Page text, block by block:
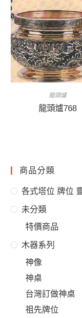
龍頭爐
龍頭爐768
商品分類
各式塔位 牌位
未分類
特價商品
木器系列
神像
神桌
台灣訂做神桌
祖先牌位